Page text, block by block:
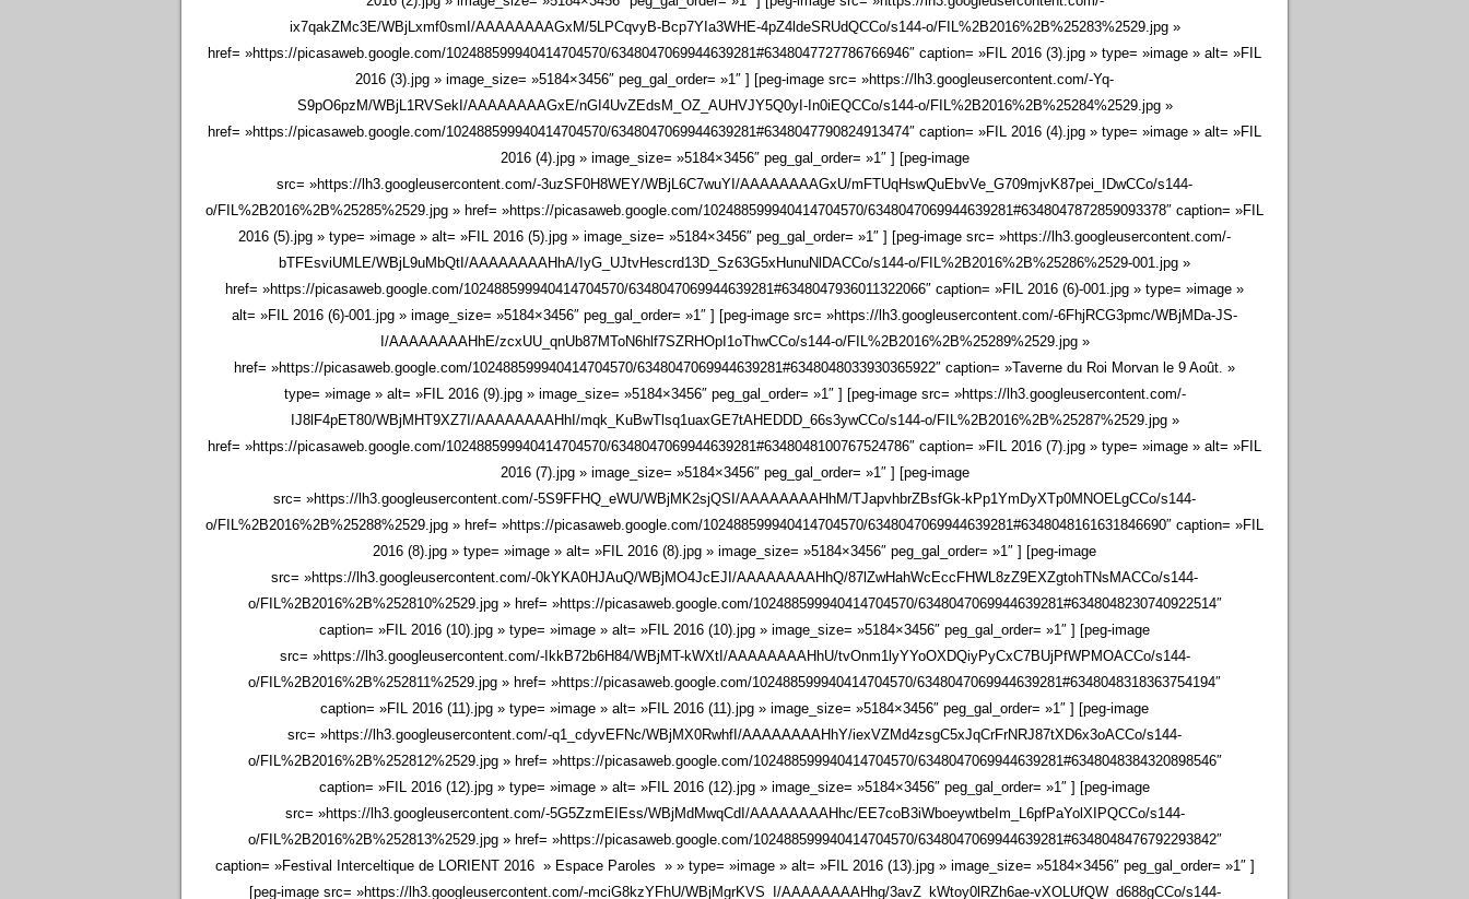
ix7qakZMc3E/WBjLxmf0smI/AAAAAAAAGxM/5LPCqvyB-Bcp7YIa3WHE-4pZ4ldeSRUdQCCo/s144-o/FIL%2B2016%2B%25283%2529.jpg »
href= »https://picasaweb.google.com/102488599940414704570/6348047069944639281#6348047727786766946″ caption= »FIL 2016 (3).jpg » type= »image » alt= »FIL
2016 (3).jpg » image_size= »5184×3456″ peg_gal_order= »1″ ] [peg-image src= »https://lh3.googleusercontent.com/-Yq-
S9pO6pzM/WBjL1RVSekI/AAAAAAAAGxE/nGI4UvZEdsM_OZ_AUHVJY5Q0yI-In0iEQCCo/s144-o/FIL%2B2016%2B%25284%2529.jpg »
href= »https://picasaweb.google.com/102488599940414704570/6348047069944639281#6348047790824913474″ caption= »FIL 2016 (4).jpg » type= »image » alt= »FIL
2016 (4).jpg » image_size= »5184×3456″ peg_gal_order= »1″ ] [peg-image
src= »https://lh3.googleusercontent.com/-3uzSF0H8WEY/WBjL6C7wuYI/AAAAAAAAGxU/mFTUqHswQuEbvVe_G709mjvK87pei_IDwCCo/s144-
o/FIL%2B2016%2B%25285%2529.jpg » href= »https://picasaweb.google.com/102488599940414704570/6348047069944639281#6348047872859093378″ caption= »FIL
2016 (5).jpg » type= »image » alt= »FIL 2016 (5).jpg » image_size= »5184×3456″ peg_gal_order= »1″ ] [peg-image src= »https://lh3.googleusercontent.com/-
bTFEsviUMLE/WBjL9uMbQtI/AAAAAAAAHhA/IyG_UJtvHescrd13D_Sz63G5xHunuNlDACCo/s144-o/FIL%2B2016%2B%25286%2529-001.jpg »
href= »https://picasaweb.google.com/102488599940414704570/6348047069944639281#6348047936011322066″ caption= »FIL 2016 (6)-001.jpg » type= »image »
alt= »FIL 2016 (6)-001.jpg » image_size= »5184×3456″ peg_gal_order= »1″ ] [peg-image src= »https://lh3.googleusercontent.com/-6FhjRCG3pmc/WBjMDa-JS-
I/AAAAAAAAHhE/zcxUU_qnUb87MToN6hlf7SZRHOpI1oThwCCo/s144-o/FIL%2B2016%2B%25289%2529.jpg »
href= »https://picasaweb.google.com/102488599940414704570/6348047069944639281#6348048033930365922″ caption= »Taverne du Roi Morvan le 9 Août. »
type= »image » alt= »FIL 2016 (9).jpg » image_size= »5184×3456″ peg_gal_order= »1″ ] [peg-image src= »https://lh3.googleusercontent.com/-
IJ8lF4pET80/WBjMHT9XZ7I/AAAAAAAAHhI/mqk_KuBwTlsq1uaxGE7tAHEDDD_66s3ywCCo/s144-o/FIL%2B2016%2B%25287%2529.jpg »
href= »https://picasaweb.google.com/102488599940414704570/6348047069944639281#6348048100767524786″ caption= »FIL 2016 (7).jpg » type= »image » alt= »FIL
2016 (7).jpg » image_size= »5184×3456″ peg_gal_order= »1″ ] [peg-image
src= »https://lh3.googleusercontent.com/-5S9FFHQ_eWU/WBjMK2sjQSI/AAAAAAAAHhM/TJapvhbrZBsfGk-kPp1YmDyXTp0MNOELgCCo/s144-
o/FIL%2B2016%2B%25288%2529.jpg » href= »https://picasaweb.google.com/102488599940414704570/6348047069944639281#6348048161631846690″ caption= »FIL
2016 (8).jpg » type= »image » alt= »FIL 2016 (8).jpg » image_size= »5184×3456″ peg_gal_order= »1″ ] [peg-image
src= »https://lh3.googleusercontent.com/-0kYKA0HJAuQ/WBjMO4JcEJI/AAAAAAAAHhQ/87lZwHahWcEccFHWL8zZ9EXZgtohTNsMACCo/s144-
o/FIL%2B2016%2B%252810%2529.jpg » href= »https://picasaweb.google.com/102488599940414704570/6348047069944639281#6348048230740922514″
caption= »FIL 2016 (10).jpg » type= »image » alt= »FIL 2016 (10).jpg » image_size= »5184×3456″ peg_gal_order= »1″ ] [peg-image
src= »https://lh3.googleusercontent.com/-IkkB72b6H84/WBjMT-kWXtI/AAAAAAAAHhU/tvOnm1lyYYoOXDQiyPyCxC7BUjPfWPMOACCo/s144-
o/FIL%2B2016%2B%252811%2529.jpg » href= »https://picasaweb.google.com/102488599940414704570/6348047069944639281#6348048318363754194″
caption= »FIL 2016 (11).jpg » type= »image » alt= »FIL 2016 (11).jpg » image_size= »5184×3456″ peg_gal_order= »1″ ] [peg-image
src= »https://lh3.googleusercontent.com/-q1_cdyvEFNc/WBjMX0RwhfI/AAAAAAAAHhY/iexVZMd4zsgC5xJqCrFrNRJ87tXD6x3oACCo/s144-
o/FIL%2B2016%2B%252812%2529.jpg » href= »https://picasaweb.google.com/102488599940414704570/6348047069944639281#6348048384320898546″
caption= »FIL 2016 (12).jpg » type= »image » alt= »FIL 2016 (12).jpg » image_size= »5184×3456″ peg_gal_order= »1″ ] [peg-image
src= »https://lh3.googleusercontent.com/-5G5ZzmEIEss/WBjMdMwqCdI/AAAAAAAAHhc/EE7coB3iWboeywtbeIm_L6pfPaYolXIPQCCo/s144-
o/FIL%2B2016%2B%252813%2529.jpg » href= »https://picasaweb.google.com/102488599940414704570/6348047069944639281#6348048476792293842″
caption= »Festival Interceltique de LORIENT 2016 » Espace Paroles » » type= »image » alt= »FIL 2016 (13).jpg » image_size= »5184×3456″ peg_gal_order= »1″ ]
[peg-image src= »https://lh3.googleusercontent.com/-mciG8kzYFhU/WBjMgrKVS_I/AAAAAAAAHhg/3avZ_kWtoy0lRZh6ae-vXOLUfQW_d688gCCo/s144-